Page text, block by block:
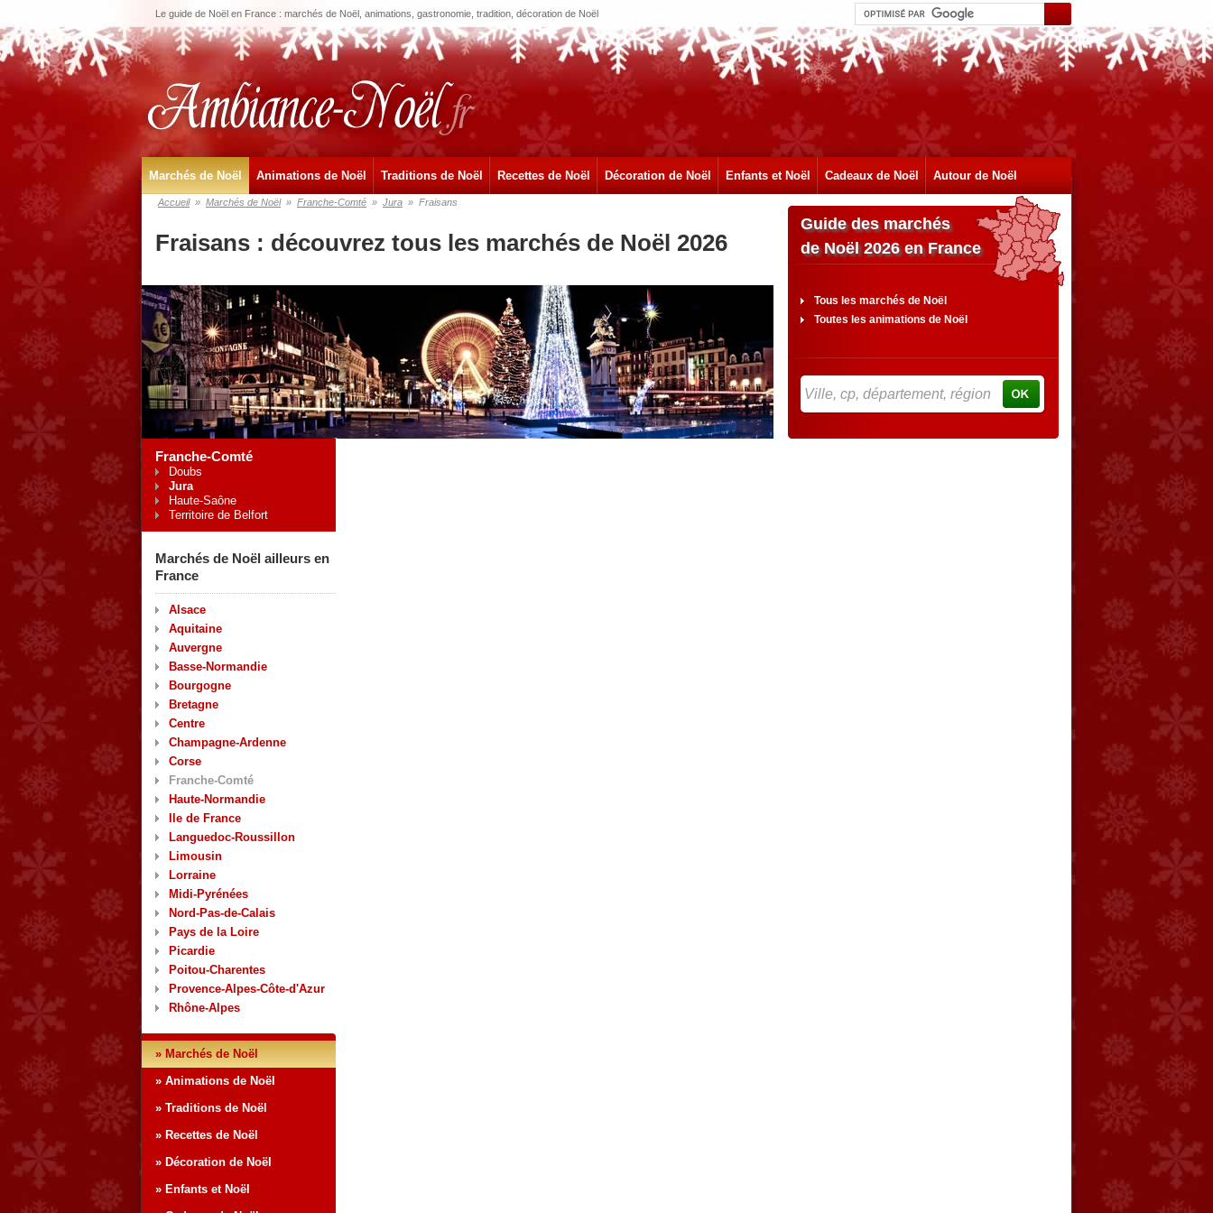
Le guide de Noël en France : marchés de Noël, animations, gastronomie, tradition, décoration de Noël
Marchés de Noël Animations de Noël Traditions de Noël Recettes de Noël Décoration de Noël Enfants et Noël Cadeaux de Noël Autour de Noël
Accueil » Marchés de Noël » Franche-Comté » Jura » Fraisans
Fraisans : découvrez tous les marchés de Noël 2026
Franche-Comté
Doubs
Jura
Haute-Saône
Territoire de Belfort
Marchés de Noël ailleurs en
France
Alsace
Aquitaine
Auvergne
Basse-Normandie
Bourgogne
Bretagne
Centre
Champagne-Ardenne
Corse
Franche-Comté
Haute-Normandie
Ile de France
Languedoc-Roussillon
Limousin
Lorraine
Midi-Pyrénées
Nord-Pas-de-Calais
Pays de la Loire
Picardie
Poitou-Charentes
Provence-Alpes-Côte-d'Azur
Rhône-Alpes
» Marchés de Noël
» Animations de Noël
» Traditions de Noël
» Recettes de Noël
» Décoration de Noël
» Enfants et Noël
Guide des marchés
de Noël 2026 en France
Tous les marchés de Noël
Toutes les animations de Noël